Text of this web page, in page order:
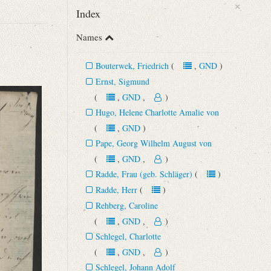
×
Index
Names
Bouterwek, Friedrich (, GND)
Ernst, Sigmund
(, GND, )
Hugo, Helene Charlotte Amalie von
(, GND)
Pape, Georg Wilhelm August von
(, GND, )
Radde, Frau (geb. Schläger) ()
Radde, Herr ()
Rehberg, Caroline
(, GND, )
Schlegel, Charlotte
(, GND, )
Schlegel, Johann Adolf